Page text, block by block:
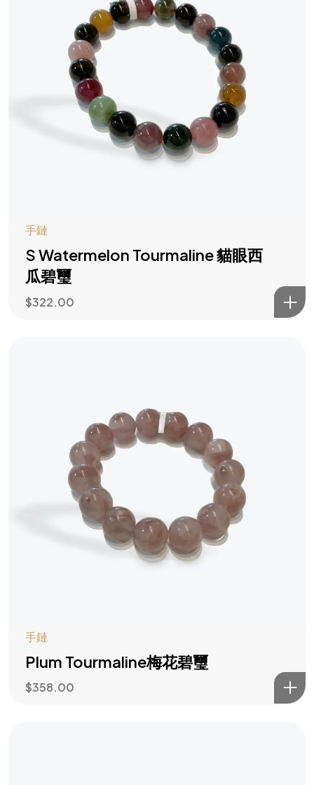
手鏈
S Watermelon Tourmaline 貓眼西
瓜碧璽
$322.00
手鏈
Plum Tourmaline梅花碧璽
$358.00